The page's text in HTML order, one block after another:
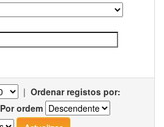
| Ordenar registos por:
Por ordem